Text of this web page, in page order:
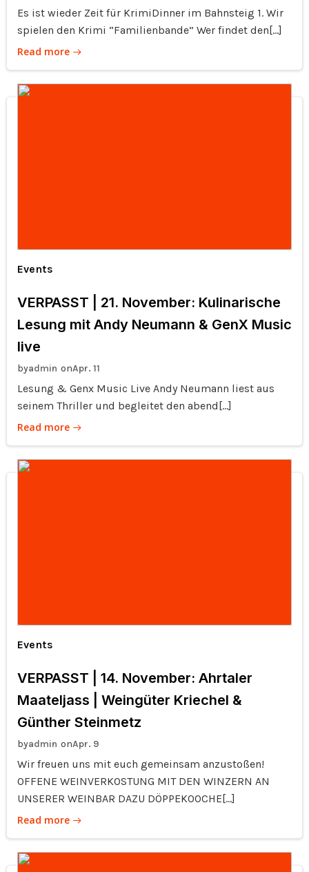
Es ist wieder Zeit für KrimiDinner im Bahnsteig 1. Wir
spielen den Krimi “Familienbande” Wer findet den[…]
Read more
Events
VERPASST | 21. November: Kulinarische
Lesung mit Andy Neumann & GenX Music
live
byadmin onApr. 11
Lesung & Genx Music Live Andy Neumann liest aus
seinem Thriller und begleitet den abend[…]
Read more
Events
VERPASST | 14. November: Ahrtaler
Maateljass | Weingüter Kriechel &
Günther Steinmetz
byadmin onApr. 9
Wir freuen uns mit euch gemeinsam anzustoßen!
OFFENE WEINVERKOSTUNG MIT DEN WINZERN AN
UNSERER WEINBAR DAZU DÖPPEKOOCHE[…]
Read more